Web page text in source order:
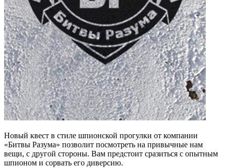
Новый квест в стиле шпионской прогулки от компании
«Битвы Разума» позволит посмотреть на привычные нам
вещи, с другой стороны. Вам предстоит сразиться с опытным
шпионом и сорвать его диверсию.